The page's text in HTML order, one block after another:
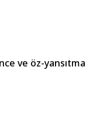
ve öz-yansıtma